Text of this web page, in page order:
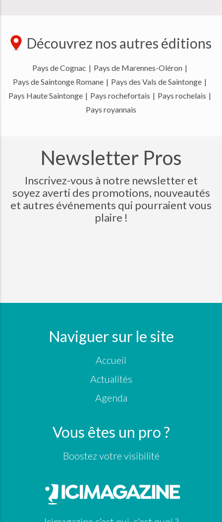
Découvrez nos autres éditions
Pays de Cognac | Pays de Marennes-Oléron |
Pays de Saintonge Romane | Pays des Vals de Saintonge |
Pays Haute Saintonge | Pays rochefortais | Pays rochelais |
Pays royannais
Newsletter Pros
Inscrivez-vous à notre newsletter et
soyez averti des promotions, nouveautés
et autres événements qui pourraient vous
plaire !
Naviguer sur le site
Accueil
Actualités
Agenda
Vous êtes un pro ?
Boostez votre visibilité